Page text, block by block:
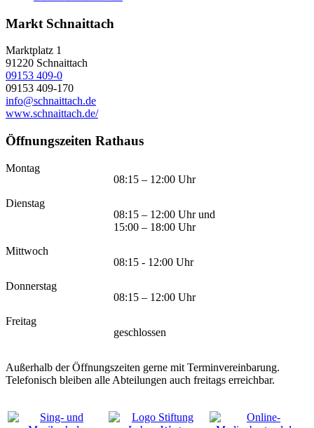
Markt Schnaittach
Marktplatz 1
91220 Schnaittach
09153 409-0
09153 409-170
info@schnaittach.de
www.schnaittach.de/
Öffnungszeiten Rathaus
Montag
08:15 – 12:00 Uhr
Dienstag
08:15 – 12:00 Uhr und
15:00 – 18:00 Uhr
Mittwoch
08:15 - 12:00 Uhr
Donnerstag
08:15 – 12:00 Uhr
Freitag
geschlossen
Außerhalb der Öffnungszeiten gerne mit Terminvereinbarung.
Telefonisch bleiben alle Abteilungen auch freitags erreichbar.